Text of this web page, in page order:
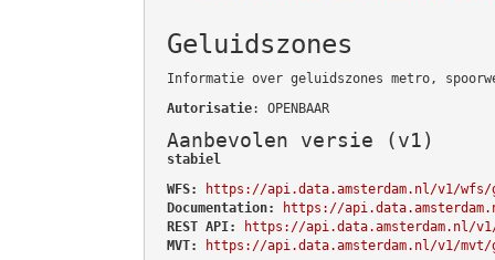
Geluidszones
Informatie over geluidszones metro,
Autorisatie: OPENBAAR
Aanbevolen versie (v1)
stabiel
WFS:
https://api.data.amsterdam.nl/v1/wfs/
Documentation:
https://
REST API:
https://api.data.amsterdam.nl/
MVT:
https://api.data.amsterdam.nl/v1/mvt/